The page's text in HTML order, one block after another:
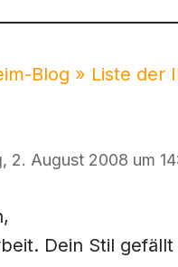
Blog » Liste der
2. August 2008 um
Dein Stil gefällt